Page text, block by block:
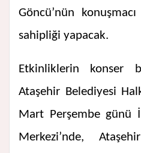
Göncü’nün
sahipliği yapacak.
Etkinliklerin konser
Ataşehir Belediyesi
Mart Perşembe günü
Merkezi’nde,